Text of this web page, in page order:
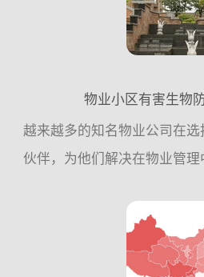
物业小区有害生物
越来越多的知名物业公司在
伙伴，为他们解决在物业管
害防制企业的专业工作，这
效率，节约了